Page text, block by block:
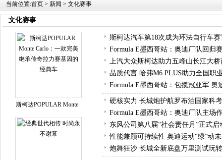
当前位置:首页 > 新闻 > 文化赛事
文化赛事
斯柯达POPULAR Monte
斯柯达汽车第18次成为环法自行车
Formula E墨西哥站：奥迪厂队回归
上汽大众斯柯达助力五峰山长江大
品质代言 哈弗M6 PLUS助力全国职
Formula E墨西哥站：包揽冠亚军 奥
硬核实力 长城炮护航罗布泊国家科
Formula E墨西哥站：奥迪厂队主场
东风公司第八届“社会责任月”正式启
性能兼顾可持续性 奥迪运动“绿”动
炮舞狂沙 长城全新底盘万里测试玩